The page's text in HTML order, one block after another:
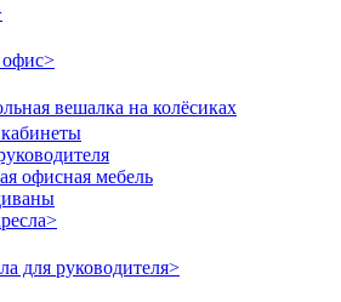
>
вешалка на колёсиках
офисная мебель
>
для руководителя>